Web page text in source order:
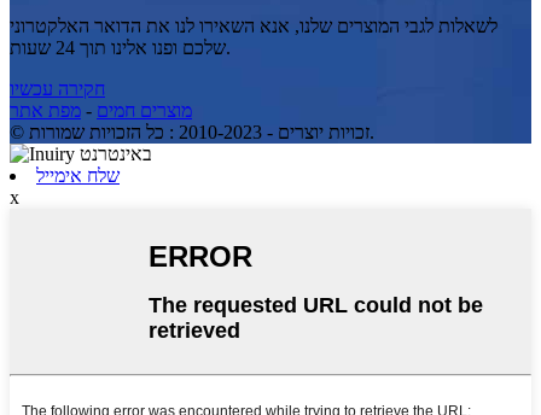
לשאלות לגבי המוצרים שלנו, אנא השאירו לנו את הדואר האלקטרוני
שלכם ופנו אלינו תוך 24 שעות.
חקירה עכשיו
מוצרים חמים - מפת אתר
© זכויות יוצרים - 2010-2023 : כל הזכויות שמורות.
שלח אימייל
x